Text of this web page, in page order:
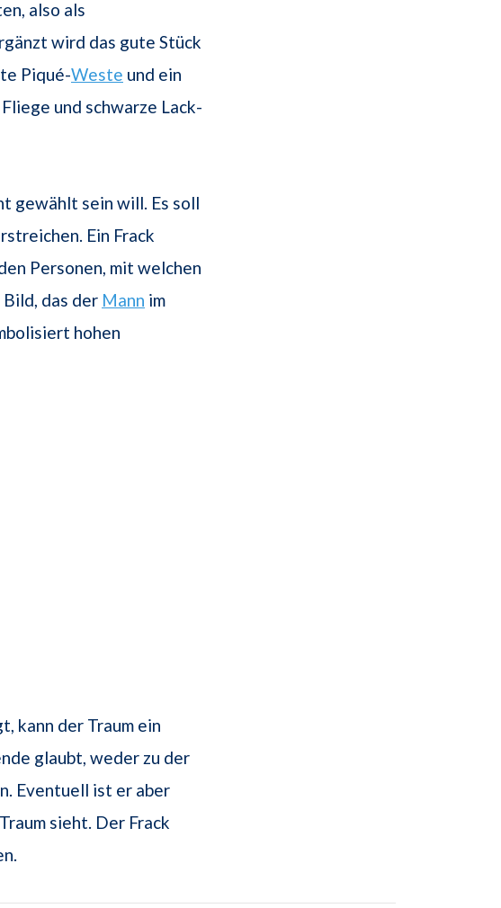
also als
wird das gute Stück
Piqué-Weste und ein
und schwarze Lack-
gewählt sein will. Es soll
Ein Frack
Personen, mit welchen
das der Mann im
hohen
kann der Traum ein
glaubt, weder zu der
Eventuell ist er aber
sieht. Der Frack